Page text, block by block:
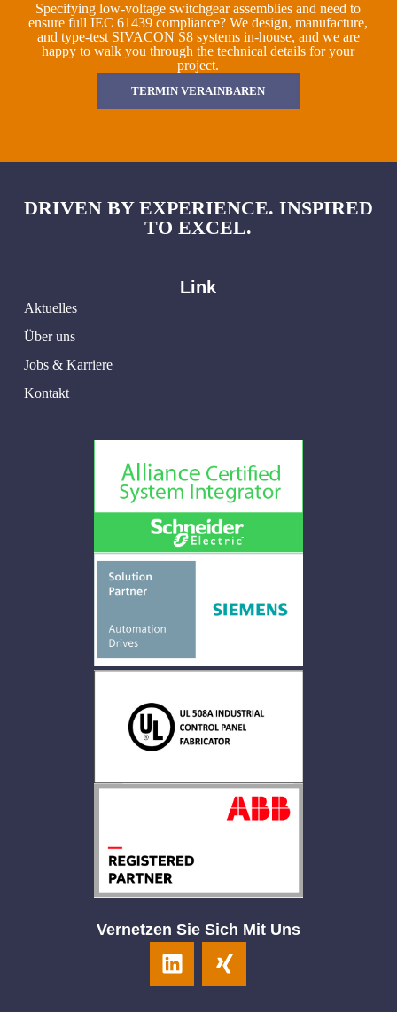
Specifying low-voltage switchgear assemblies and need to
ensure full IEC 61439 compliance? We design, manufacture,
and type-test SIVACON S8 systems in-house, and we are
happy to walk you through the technical details for your
project.
TERMIN VERAINBAREN
DRIVEN BY EXPERIENCE. INSPIRED
TO EXCEL.
Link
Aktuelles
Über uns
Jobs & Karriere
Kontakt
Vernetzen Sie Sich Mit Uns